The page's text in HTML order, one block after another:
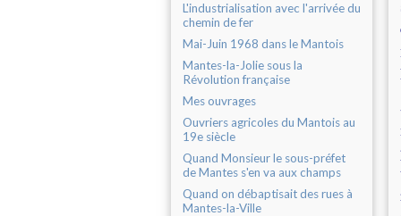
L'industrialisation avec l'arrivée du
chemin de fer
Mai-Juin 1968 dans le Mantois
Mantes-la-Jolie sous la
Révolution française
Mes ouvrages
Ouvriers agricoles du Mantois au
19e siècle
Quand Monsieur le sous-préfet
de Mantes s'en va aux champs
Quand on débaptisait des rues à
Mantes-la-Ville